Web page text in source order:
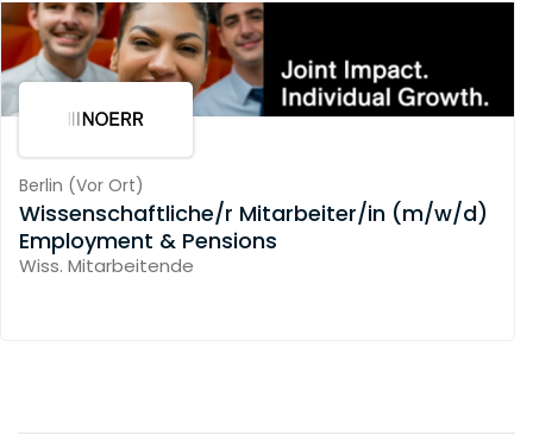
Berlin (Vor Ort)
Wissenschaftliche/r Mitarbeiter/in (m/w/d)
Employment & Pensions
Wiss. Mitarbeitende